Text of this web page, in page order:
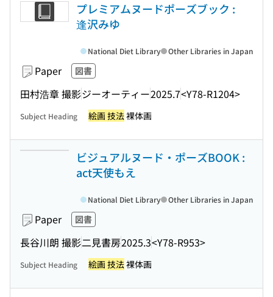
プレミアムヌードポーズブック :
逢沢みゆ
Paper 図書
田村浩章 撮影ジーオーティー2025.7<Y78-R1204>
National Diet Library Other Libraries in Japan
Subject Heading 絵画 技法裸体画
ビジュアルヌード・ポーズBOOK :
act天使もえ
Paper 図書
長谷川朗 撮影二見書房2025.3<Y78-R953>
National Diet Library Other Libraries in Japan
Subject Heading 絵画 技法裸体画